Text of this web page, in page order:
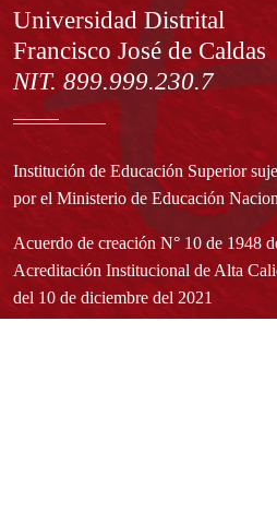
Información
Universidad Distrital
Francisco José de Caldas
NIT. 899.999.230.7
Institución de Educación Superior
por el Ministerio de Educación
Acuerdo de creación N° 10 de 1948
Acreditación Institucional de Alta
del 10 de diciembre del 2021